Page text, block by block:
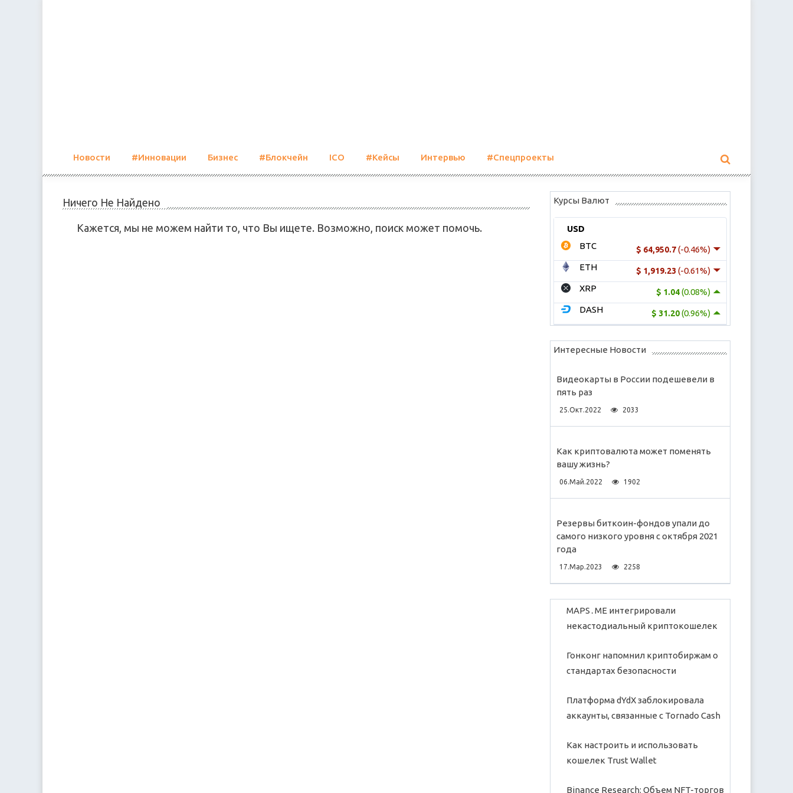
Новости #Инновации Бизнес #Блокчейн ICO #Кейсы Интервью #Спецпроекты
Ничего Не Найдено
Кажется, мы не можем найти то, что Вы ищете. Возможно, поиск может помочь.
Курсы Валют
USD
$ 64,950.7(-0.46%)
BTC
$ 1,919.23 (-0.61%)
ETH
$ 1.04(0.08%)
XRP
$ 31.20(0.96%)
DASH
Интересные Новости
Видеокарты в России подешевели в
пять раз
25.Окт.2022 2033
Как криптовалюта может поменять
вашу жизнь?
06.Май.2022 1902
Резервы биткоин-фондов упали до
самого низкого уровня с октября 2021
года
17.Мар.2023 2258
MAPS․ME интегрировали
некастодиальный криптокошелек
Гонконг напомнил криптобиржам о
стандартах безопасности
Платформа dYdX заблокировала
аккаунты, связанные с Tornado Cash
Как настроить и использовать
кошелек Trust Wallet
Binance Research: Объем NFT-торгов